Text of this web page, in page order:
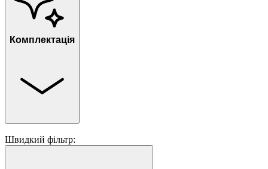
Комплектація
Швидкий фільтр: